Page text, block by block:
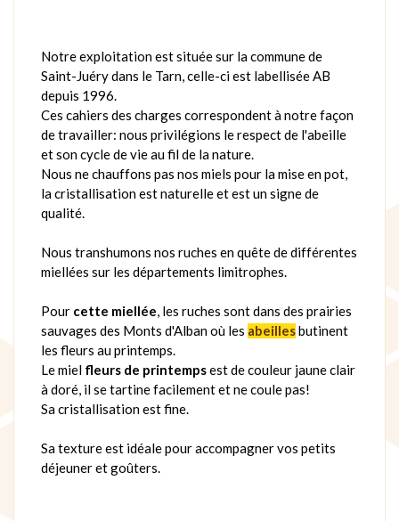
Notre exploitation est située sur la commune de
Saint-Juéry dans le Tarn, celle-ci est labellisée AB
depuis 1996.
Ces cahiers des charges correspondent à notre façon
de travailler: nous privilégions le respect de l'abeille
et son cycle de vie au fil de la nature.
Nous ne chauffons pas nos miels pour la mise en pot,
la cristallisation est naturelle et est un signe de
qualité.
Nous transhumons nos ruches en quête de différentes
miellées sur les départements limitrophes.
Pour cette miellée, les ruches sont dans des prairies
sauvages des Monts d'Alban où les abeillesbutinent
les fleurs au printemps.
Le miel fleurs de printempsest de couleur jaune clair
à doré, il se tartine facilement et ne coule pas!
Sa cristallisation est fine.
Sa texture est idéale pour accompagner vos petits
déjeuner et goûters.